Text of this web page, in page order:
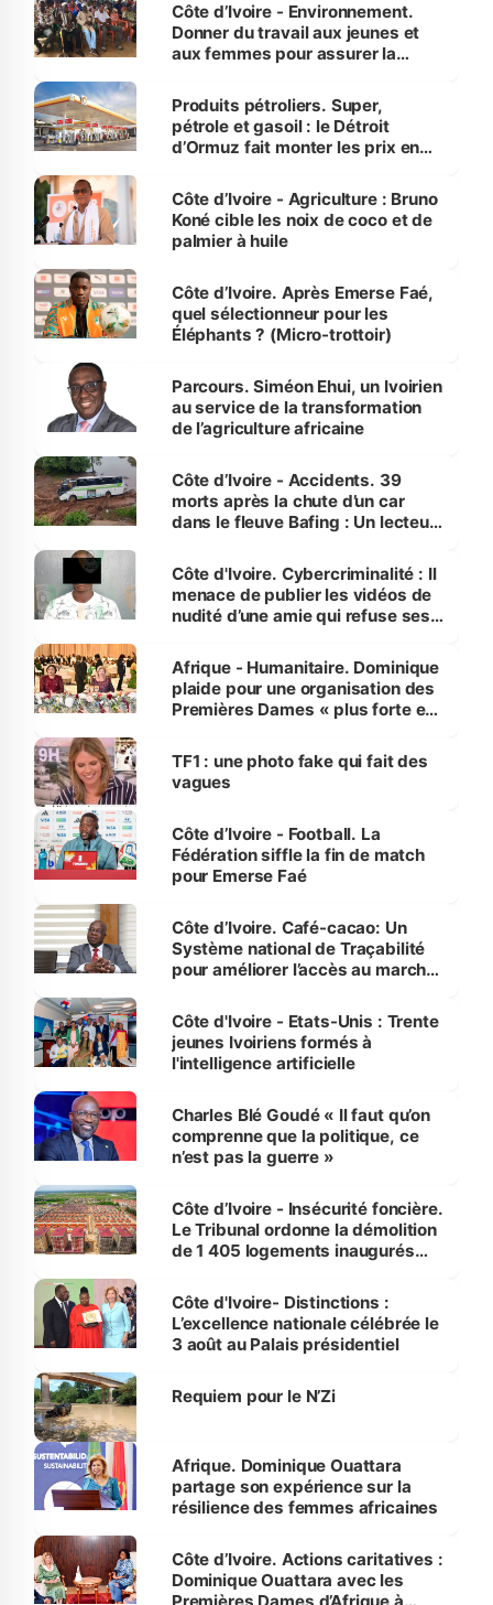
Côte d’Ivoire - Environnement.
Donner du travail aux jeunes et
aux femmes pour assurer la
menacées
Produits pétroliers. Super,
pétrole et gasoil : le Détroit
d’Ormuz fait monter les prix en
Côte d’Ivoire - Agriculture : Bruno
Koné cible les noix de coco et de
palmier à huile
Côte d’Ivoire. Après Emerse Faé,
quel sélectionneur pour les
Éléphants ? (Micro-trottoir)
Parcours. Siméon Ehui, un Ivoirien
au service de la transformation
de l’agriculture africaine
Côte d’Ivoire - Accidents. 39
morts après la chute d’un car
dans le fleuve Bafing : Un lecteur
des Transports
Côte d'Ivoire. Cybercriminalité : Il
menace de publier les vidéos de
nudité d’une amie qui refuse ses
Afrique - Humanitaire. Dominique
plaide pour une organisation des
Premières Dames « plus forte et
sur la scène internationale »
TF1 : une photo fake qui fait des
vagues
Côte d’Ivoire - Football. La
Fédération siffle la fin de match
pour Emerse Faé
Côte d’Ivoire. Café-cacao: Un
Système national de Traçabilité
pour améliorer l’accès au marché
Côte d'Ivoire - Etats-Unis : Trente
jeunes Ivoiriens formés à
l'intelligence artificielle
Charles Blé Goudé « Il faut qu’on
comprenne que la politique, ce
n’est pas la guerre »
Côte d’Ivoire - Insécurité foncière.
Le Tribunal ordonne la démolition
de 1 405 logements inaugurés
Bassam
Côte d'Ivoire- Distinctions :
L’excellence nationale célébrée le
3 août au Palais présidentiel
Requiem pour le N’Zi
Afrique. Dominique Ouattara
partage son expérience sur la
résilience des femmes africaines
Côte d’Ivoire. Actions caritatives :
Dominique Ouattara avec les
Premières Dames d’Afrique à